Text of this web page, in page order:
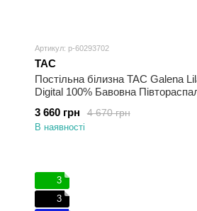
Артикул: p-60293702
TAC
Постільна білизна TAC Galena
Digital 100% Бавовна
4 670 грн
3 660 грн
В наявності
3
3